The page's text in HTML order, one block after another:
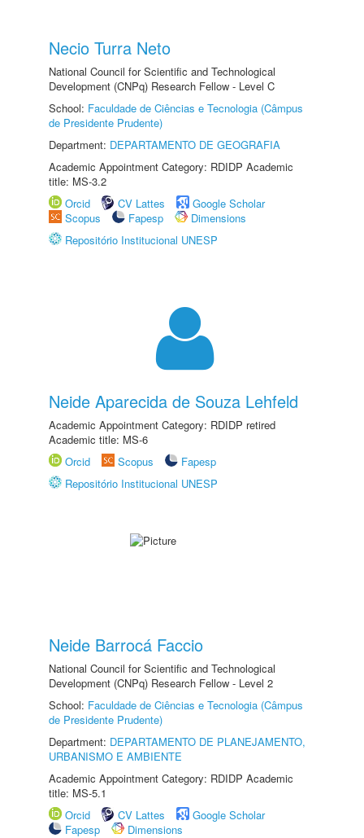
Necio Turra Neto
National Council for Scientific and Technological
Development (CNPq) Research Fellow - Level C
School: Faculdade de Ciências e Tecnologia (Câmpus
de Presidente Prudente)
Department: DEPARTAMENTO DE GEOGRAFIA
Academic Appointment Category: RDIDP Academic
title: MS-3.2
Orcid
CV Lattes
Google Scholar
Scopus
Fapesp
Dimensions
Repositório Institucional UNESP
Neide Aparecida de Souza Lehfeld
Academic Appointment Category: RDIDP retired
Academic title: MS-6
Orcid
Scopus
Fapesp
Repositório Institucional UNESP
Neide Barrocá Faccio
National Council for Scientific and Technological
Development (CNPq) Research Fellow - Level 2
School: Faculdade de Ciências e Tecnologia (Câmpus
de Presidente Prudente)
Department: DEPARTAMENTO DE PLANEJAMENTO,
URBANISMO E AMBIENTE
Academic Appointment Category: RDIDP Academic
title: MS-5.1
Orcid
CV Lattes
Google Scholar
Fapesp
Dimensions